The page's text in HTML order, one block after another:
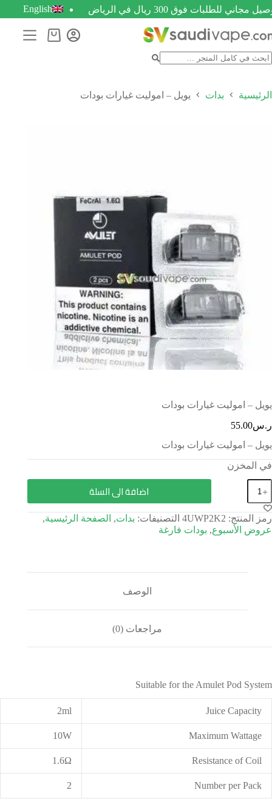
مجاني للطلبات فوق 300 ريال في الرياض English
الرئيسية بدات يويل – اموليت غيارات بودات
يويل – اموليت غيارات بودات
ر.س55.00
يويل – اموليت غيارات بودات
في المخزن
اضافة الى السلة
رمز المنتج: 4UWP2K2 التصنيفات: بدات, الصفحة الرئيسية,
عروض الأسبوع, بودات فارغة
الوصف
مراجعات (0)
Suitable for the Amulet Pod System
Juice Capacity
2ml
Maximum Wattage
10W
Resistance of Coil
1.6Ω
Number per Pack
2